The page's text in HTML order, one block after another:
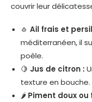
couvrir leur
🧄Ail frais et
méditerranéen, il
poêle.
🍋 Jus de citron :
texture en bouche.
🌶️ Piment doux ou